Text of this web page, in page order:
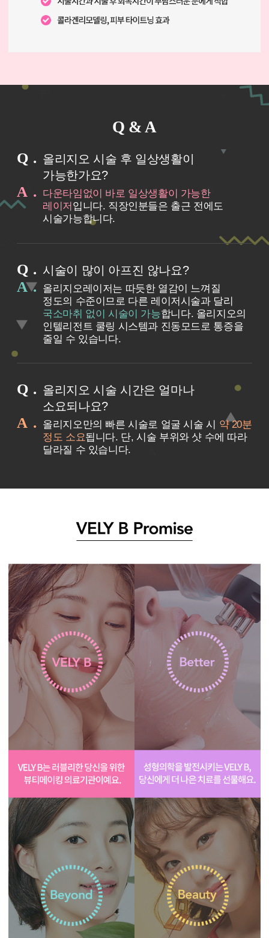
Q & A
Q
올리지오 시술 후 일상생활이
가능한가요?
A
다운타임없이 바로 일상생활이 가능한
레이저 입니다. 직장인분들은 출근 전에도
시술가능합니다.
Q 시술이 많이 아프진 않나요?
A
올리지오레이저는 따듯한 열감이 느껴질
정도의 수준이므로 다른 레이저시술과 달리
국소마취 없이 시술이 가능합니다. 올리지오의
인텔리전트 쿨링 시스템과 진동모드로 통증을
줄일 수 있습니다.
Q
올리지오 시술 시간은 얼마나
소요되나요?
A 올리지오만의 빠른 시술로 얼굴 시술 시 약 20분
정도 소요됩니다. 단, 시술 부위와 샷 수에 따라
달라질 수 있습니다.